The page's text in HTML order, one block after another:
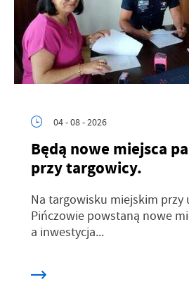
04 - 08 - 2026
Będą nowe miejsca
przy targowicy.
Na targowisku miejskim przy
Pińczowie powstaną nowe
a inwestycja...